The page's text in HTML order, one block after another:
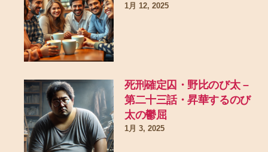
1月 12, 2025
死刑確定囚・野比のび太 –
第二十三話・昇華するのび
太の鬱屈
1月 3, 2025